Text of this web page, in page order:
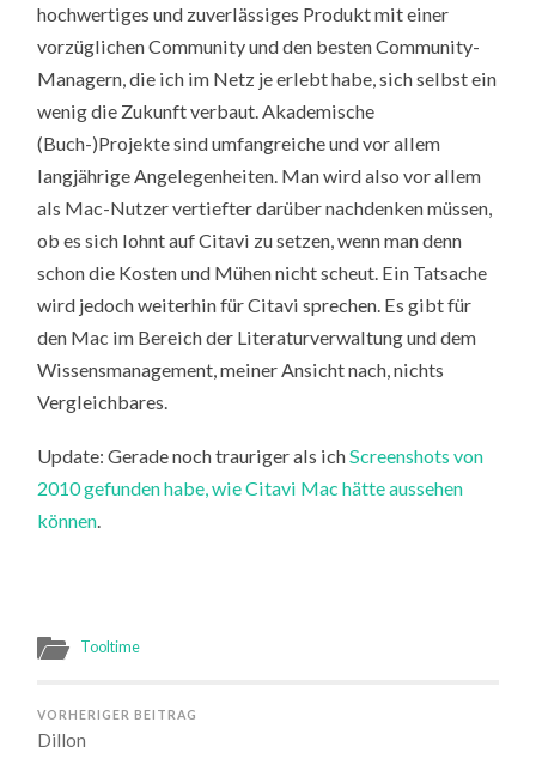
hochwertiges und zuverlässiges Produkt mit einer
vorzüglichen Community und den besten Community-
Managern, die ich im Netz je erlebt habe, sich selbst ein
wenig die Zukunft verbaut. Akademische
(Buch-)Projekte sind umfangreiche und vor allem
langjährige Angelegenheiten. Man wird also vor allem
als Mac-Nutzer vertiefter darüber nachdenken müssen,
ob es sich lohnt auf Citavi zu setzen, wenn man denn
schon die Kosten und Mühen nicht scheut. Ein Tatsache
wird jedoch weiterhin für Citavi sprechen. Es gibt für
den Mac im Bereich der Literaturverwaltung und dem
Wissensmanagement, meiner Ansicht nach, nichts
Vergleichbares.
Update: Gerade noch trauriger als ichScreenshots von
2010 gefunden habe, wie Citavi Mac hätte aussehen
können.
Tooltime
VORHERIGER BEITRAG
Dillon